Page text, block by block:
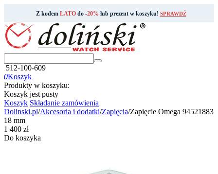
Z kodem LATOdo -20% lub prezent w koszyku! SPRAWDŹ
512-100-609
0Koszyk
Produkty w koszyku:
Koszyk jest pusty
Koszyk Składanie zamówienia
Dolinski.pl/Akcesoria i dodatki/Zapięcia/Zapięcie Omega 94521883
18 mm
‍1 400‍ zł
Do koszyka